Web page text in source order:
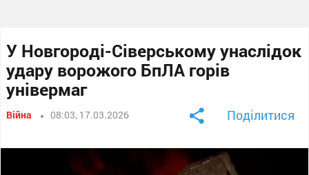
У Новгороді-Сіверському унаслідок
удару ворожого БпЛА горів
універмаг
Війна 08:03, 17.03.2026 Поділитися